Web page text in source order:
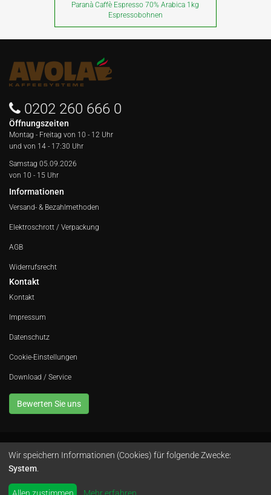
Paranà Caffè Espresso 70% Arabica 1kg
Espressobohnen
0202 260 666 0
Öffnungszeiten
Montag - Freitag von 10 - 12 Uhr
und von 14 - 17:30 Uhr
Samstag 05.09.2026
von 10 - 15 Uhr
Informationen
Versand- & Bezahlmethoden
Elektroschrott / Verpackung
AGB
Widerrufsrecht
Kontakt
Kontakt
Impressum
Datenschutz
Cookie-Einstellungen
Download / Service
Bewerten Sie uns
Avola GmbH • In der Fleute 52 • 42389 Wuppertal • Telefon 0202 260 666 0
Instagram
Wir speichern Informationen (Cookies) für folgende Zwecke:
System